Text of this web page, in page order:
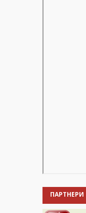
ПАРТНЕРИ